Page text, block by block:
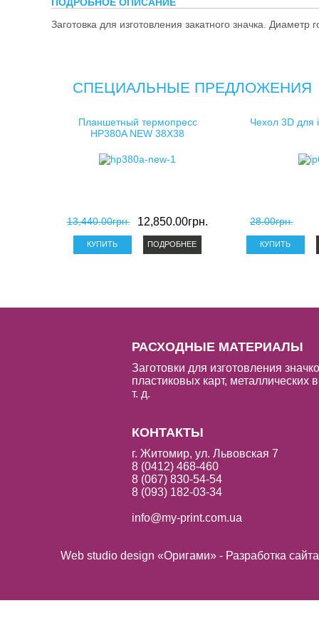
косметички
клатчи для
Заготовка для изготовления закатного значка.
СПЕЦИАЛЬНЫЕ ПРЕДЛОЖЕНИЯ
Планшетный термопресс
HP380A NEW 38X38
13,440.00грн. 12,850.00грн.
ПОДРОБНЕЕ
Чехол 3D для
28.00грн.
РАСХОДНЫЕ МАТЕРИАЛЫ
Заготовки для изготовления
пластиковых карт, металлических
т. д.
КОНТАКТЫ
г. Житомир, ул. Львовская 7
8 (0412) 468-460
8 (067) 830-54-54
8 (093) 182-03-34
info@my-print.com.ua
Web studio design «Оригами» - Разработка